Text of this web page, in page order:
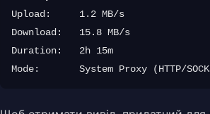
Upload:     1.2 MB/s
Download:   15.8 MB/s
Duration:   2h 15m